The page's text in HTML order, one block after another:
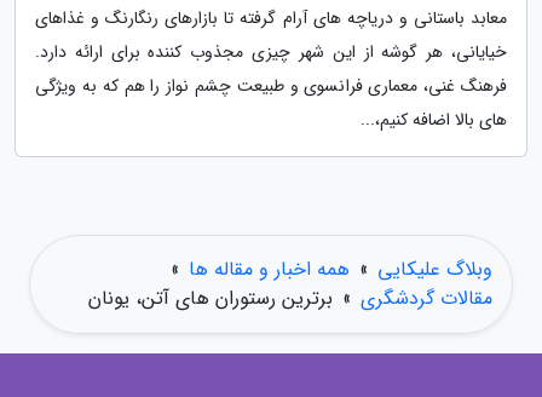
معابد باستانی و دریاچه های آرام گرفته تا بازارهای رنگارنگ و غذاهای
خیایانی، هر گوشه از این شهر چیزی مجذوب کننده برای ارائه دارد.
فرهنگ غنی، معماری فرانسوی و طبیعت چشم نواز را هم که به ویژگی
های بالا اضافه کنیم،...
وبلاگ علیکایی » همه اخبار و مقاله ها »
مقالات گردشگری » برترین رستوران های آتن، یونان